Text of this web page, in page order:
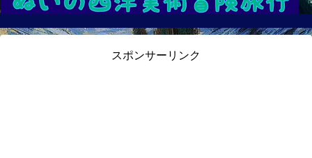
スポンサーリンク